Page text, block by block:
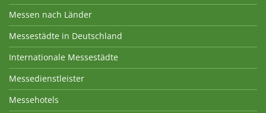
Messen nach Länder
Messestädte in Deutschland
Internationale Messestädte
Messedienstleister
Messehotels